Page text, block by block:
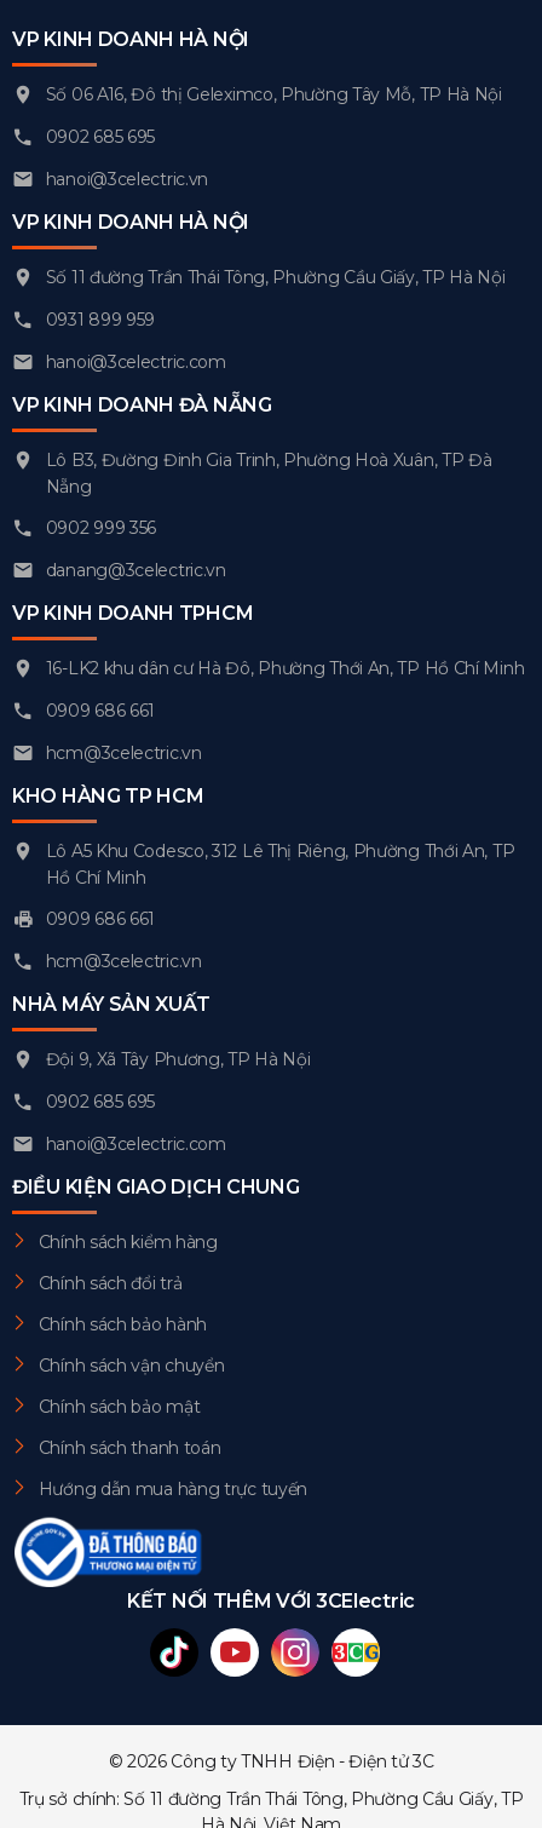
VP KINH DOANH HÀ NỘI
Số 06 A16, Đô thị Geleximco, Phường Tây Mỗ, TP Hà Nội
0902 685 695
hanoi@3celectric.vn
VP KINH DOANH HÀ NỘI
Số 11 đường Trần Thái Tông, Phường Cầu Giấy, TP Hà Nội
0931 899 959
hanoi@3celectric.com
VP KINH DOANH ĐÀ NẴNG
Lô B3, Đường Đinh Gia Trinh, Phường Hoà Xuân, TP Đà
Nẵng
0902 999 356
danang@3celectric.vn
VP KINH DOANH TPHCM
16-LK2 khu dân cư Hà Đô, Phường Thới An, TP Hồ Chí Minh
0909 686 661
hcm@3celectric.vn
KHO HÀNG TP HCM
Lô A5 Khu Codesco, 312 Lê Thị Riêng, Phường Thới An, TP
Hồ Chí Minh
0909 686 661
hcm@3celectric.vn
NHÀ MÁY SẢN XUẤT
Đội 9, Xã Tây Phương, TP Hà Nội
0902 685 695
hanoi@3celectric.com
ĐIỀU KIỆN GIAO DỊCH CHUNG
Chính sách kiểm hàng
Chính sách đổi trả
Chính sách bảo hành
Chính sách vận chuyển
Chính sách bảo mật
Chính sách thanh toán
Hướng dẫn mua hàng trực tuyến
KẾT NỐI THÊM VỚI 3CElectric
© 2026 Công ty TNHH Điện - Điện tử 3C
Trụ sở chính: Số 11 đường Trần Thái Tông, Phường Cầu Giấy, TP